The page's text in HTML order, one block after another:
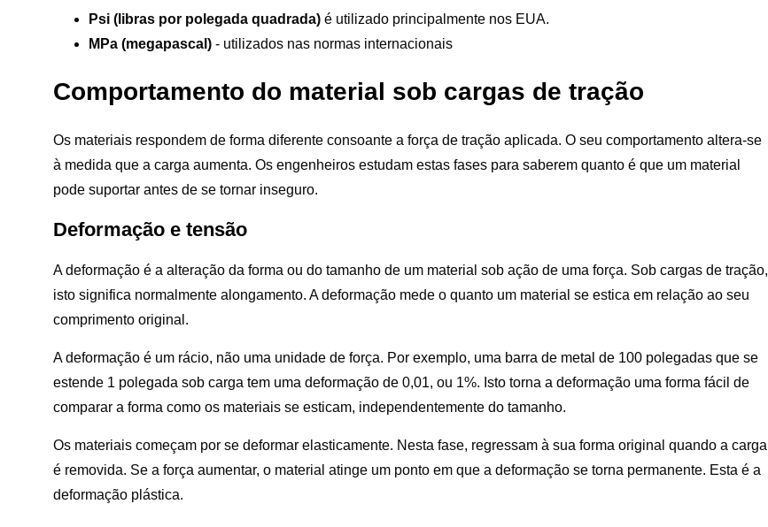
Psi (libras por polegada quadrada) é utilizado principalmente nos EUA.
MPa (megapascal) - utilizados nas normas internacionais
Comportamento do material sob cargas de tração
Os materiais respondem de forma diferente consoante a força de tração aplicada. O seu comportamento altera-se
à medida que a carga aumenta. Os engenheiros estudam estas fases para saberem quanto é que um material
pode suportar antes de se tornar inseguro.
Deformação e tensão
A deformação é a alteração da forma ou do tamanho de um material sob ação de uma força. Sob cargas de tração,
isto significa normalmente alongamento. A deformação mede o quanto um material se estica em relação ao seu
comprimento original.
A deformação é um rácio, não uma unidade de força. Por exemplo, uma barra de metal de 100 polegadas que se
estende 1 polegada sob carga tem uma deformação de 0,01, ou 1%. Isto torna a deformação uma forma fácil de
comparar a forma como os materiais se esticam, independentemente do tamanho.
Os materiais começam por se deformar elasticamente. Nesta fase, regressam à sua forma original quando a carga
é removida. Se a força aumentar, o material atinge um ponto em que a deformação se torna permanente. Esta é a
deformação plástica.